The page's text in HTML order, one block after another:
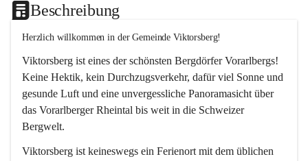
Beschreibung
Herzlich willkommen in der Gemeinde Viktorsberg!
Viktorsberg ist eines der schönsten Bergdörfer Vorarlbergs!
Keine Hektik, kein Durchzugsverkehr, dafür viel Sonne und
gesunde Luft und eine unvergessliche Panoramasicht über
das Vorarlberger Rheintal bis weit in die Schweizer
Bergwelt.
Viktorsberg ist keineswegs ein Ferienort mit dem üblichen